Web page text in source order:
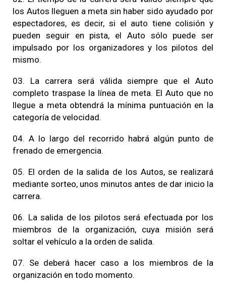
los Autos lleguen a meta sin haber sido ayudado por
espectadores, es decir, si el auto tiene colisión y
pueden seguir en pista, el Auto sólo puede ser
impulsado por los organizadores y los pilotos del
mismo.
03. La carrera será válida siempre que el Auto
completo traspase la línea de meta. El Auto que no
llegue a meta obtendrá la mínima puntuación en la
categoría de velocidad.
04. A lo largo del recorrido habrá algún punto de
frenado de emergencia.
05. El orden de la salida de los Autos, se realizará
mediante sorteo, unos minutos antes de dar inicio la
carrera.
06. La salida de los pilotos será efectuada por los
miembros de la organización, cuya misión será
soltar el vehículo a la orden de salida.
07. Se deberá hacer caso a los miembros de la
organización en todo momento.